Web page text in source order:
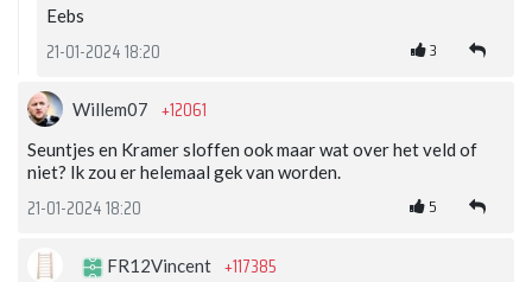
Eebs
21-01-2024 18:20 3
Willem07 +12061
Seuntjes en Kramer sloffen ook maar wat over het veld of
niet? Ik zou er helemaal gek van worden.
21-01-2024 18:20 5
FR12Vincent +117385